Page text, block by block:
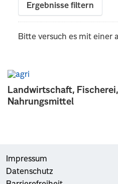
Landwirtschaft,
Nahrungsmittel
Ergebnisse filtern
Bitte versuch es mit einer
Impressum
Datenschutz